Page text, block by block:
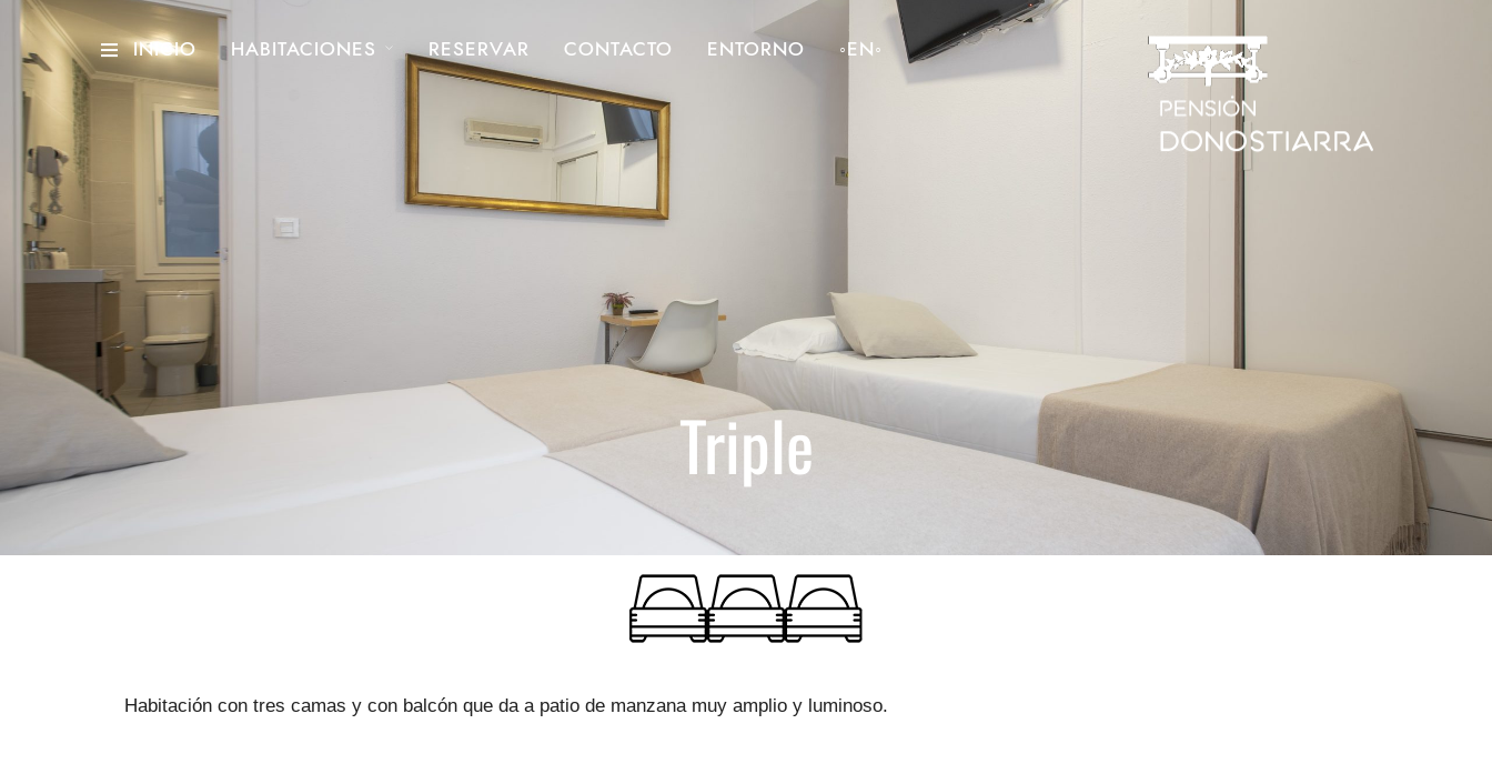
INICIO HABITACIONES RESERVAR CONTACTO ENTORNO ◦EN◦
Triple
Habitación con tres camas y con balcón que da a patio de manzana muy amplio y luminoso.